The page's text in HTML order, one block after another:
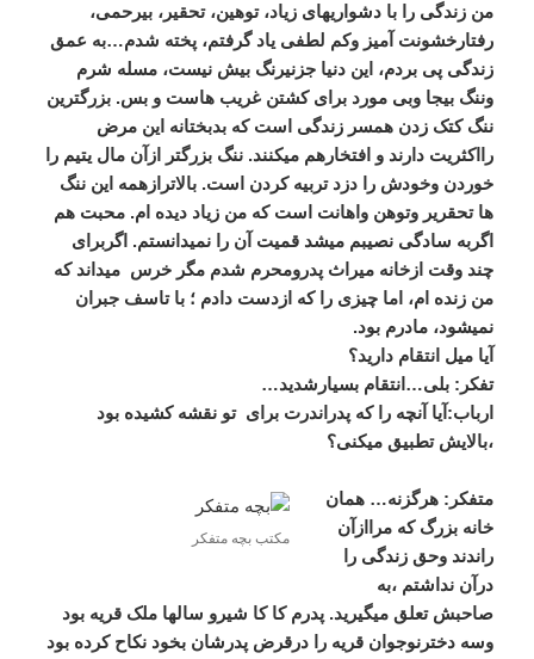
من زندگی را با دشواریهای زیاد، توهین، تحقیر، بیرحمی،
رفتارخشونت آمیز وکم لطفی یاد گرفتم، پخته شدم…به عمق
زندگی پی بردم، این دنیا جزنیرنگ بیش نیست، مسله شرم
وننگ بیجا وبی مورد برای کشتن غریب هاست و بس. بزرگترین
ننگ کتک زدن همسر زندگی است که بدبختانه این مرض
رااکثریت دارند و افتخارهم میکنند. ننگ بزرگتر ازآن مال یتیم را
خوردن وخودش را دزد تربیه کردن است. بالاترازهمه این ننگ
ها تحقریر وتوهن واهانت است که من زیاد دیده ام. محبت هم
اگربه سادگی نصیبم میشد قمیت آن را نمیدانستم. اگربرای
چند وقت ازخانه میراث پدرومحرم شدم مگر خرس میداند که
من زنده ام، اما چیزی را که ازدست دادم ؛ با تاسف جبران
نمیشود، مادرم بود.
آیا میل انتقام دارید؟
تفکر: بلی…انتقام بسیارشدید…
ارباب:آیا آنچه را که پدراندرت برای تو نقشه کشیده بود
،بالایش تطبیق میکنی؟
مکتب بچه متفکر
متفکر: هرگزنه… همان
خانه بزرگ که مراازآن
راندند وحق زندگی را
درآن نداشتم ،به
صاحبش تعلق میگیرید. پدرم کا کا شیرو سالها ملک قریه بود
وسه دخترنوجوان قریه را درقرض پدرشان بخود نکاح کرده بود